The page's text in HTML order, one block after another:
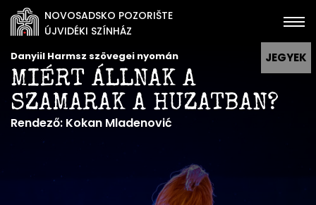
NOVOSADSKO POZORIŠTE
ÚJVIDÉKI SZÍNHÁZ
JEGYEK
Danyiil Harmsz szövegei nyomán
MIÉRT ÁLLNAK A
SZAMARAK A HUZATBAN?
Rendező: Kokan Mladenović